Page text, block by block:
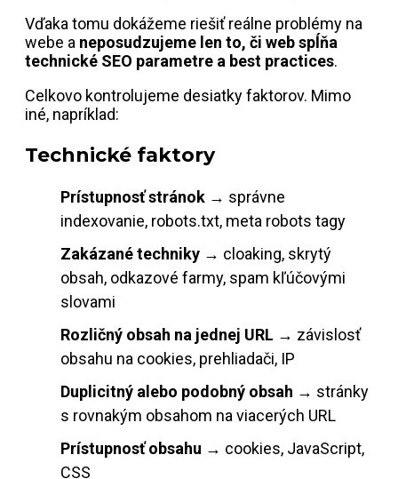
Vďaka tomu dokážeme riešiť reálne problémy na
webe a neposudzujeme len to, či web spĺňa
technické SEO parametre a best practices.
Celkovo kontrolujeme desiatky faktorov. Mimo
iné, napríklad:
Technické faktory
Prístupnosť stránok → správne
indexovanie, robots.txt, meta robots tagy
Zakázané techniky → cloaking, skrytý
obsah, odkazové farmy, spam kľúčovými
slovami
Rozličný obsah na jednej URL → závislosť
obsahu na cookies, prehliadači, IP
Duplicitný alebo podobný obsah → stránky
s rovnakým obsahom na viacerých URL
Prístupnosť obsahu → cookies, JavaScript,
CSS